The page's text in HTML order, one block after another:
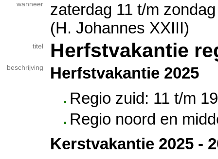
wanneer
zaterdag 11 t/m
(H. Johannes XXIII)
titel Herfstvakantie
beschrijving
Herfstvakantie 2025
Regio zuid: 11 t/m
Regio noord en
Kerstvakantie 2025 -